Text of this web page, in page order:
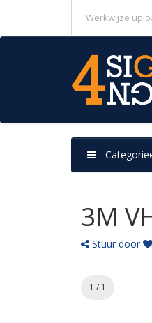
Werkwijze
3M
Stuur door
1 / 1